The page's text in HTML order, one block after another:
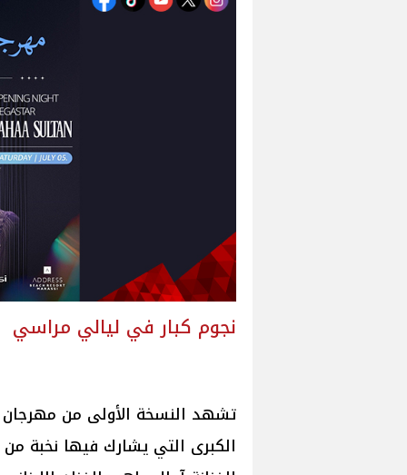
نجوم كبار في ليالي مراسي
تشهد النسخة الأولى من مهرجان
الكبرى التي يشارك فيها نخبة